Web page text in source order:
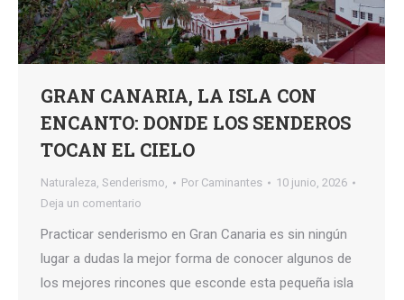
GRAN CANARIA, LA ISLA CON
ENCANTO: DONDE LOS SENDEROS
TOCAN EL CIELO
Naturaleza, Senderismo, Por Caminantes
10 junio, 2026
Deja un comentario
Practicar senderismo en Gran Canaria es sin ningún
lugar a dudas la mejor forma de conocer algunos de
los mejores rincones que esconde esta pequeña isla